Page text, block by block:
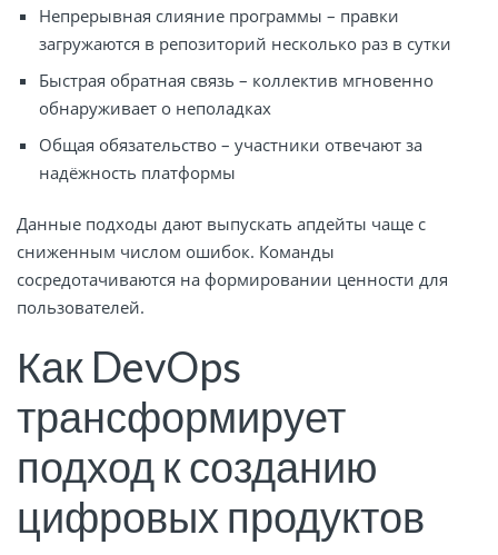
Непрерывная слияние программы – правки
загружаются в репозиторий несколько раз в сутки
Быстрая обратная связь – коллектив мгновенно
обнаруживает о неполадках
Общая обязательство – участники отвечают за
надёжность платформы
Данные подходы дают выпускать апдейты чаще с
сниженным числом ошибок. Команды
сосредотачиваются на формировании ценности для
пользователей.
Как DevOps
трансформирует
подход к созданию
цифровых продуктов